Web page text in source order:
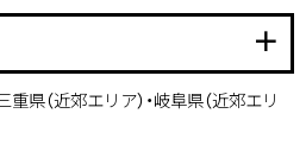
add
県（近郊エリア）・岐阜県（近郊エリ